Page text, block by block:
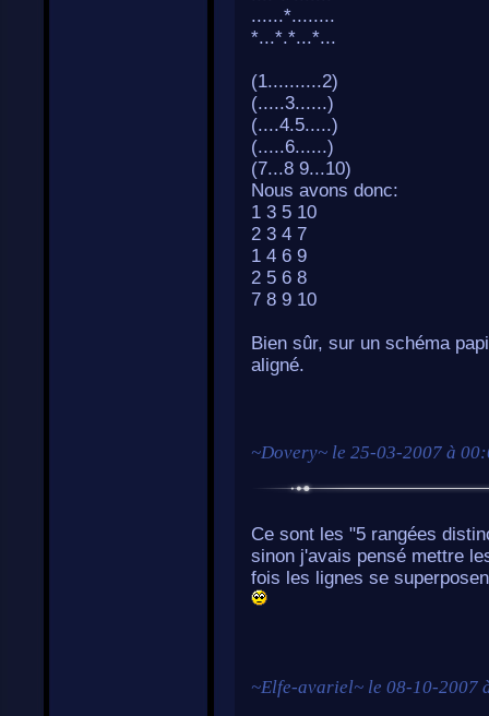
......*........
*...*.*...*...
(1..........2)
(.....3......)
(....4.5.....)
(.....6......)
(7...8 9...10)
Nous avons donc:
1 3 5 10
2 3 4 7
1 4 6 9
2 5 6 8
7 8 9 10
Bien sûr, sur un schéma
aligné.
~Dovery~ le 25-03-2007 à
Ce sont les "5 rangées
sinon j'avais pensé mettre
fois les lignes se
~Elfe-avariel~ le 08-10-2007